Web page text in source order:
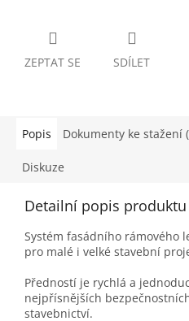
ZEPTAT SE SDÍLET
Popis Dokumenty ke stažení
Diskuze
Detailní popis produktu
Systém fasádního rámového
pro malé i velké stavební
Předností je rychlá a
nejpřísnějších
stavebnictví.